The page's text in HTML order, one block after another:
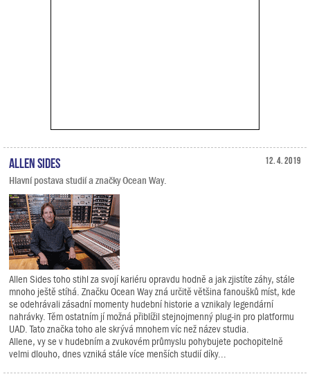
12. 4. 2019
Allen Sides
Hlavní postava studií a značky Ocean Way.
Allen Sides toho stihl za svojí kariéru opravdu hodně a jak zjistíte záhy, stále
mnoho ještě stíhá. Značku Ocean Way zná určitě většina fanoušků míst, kde
se odehrávali zásadní momenty hudební historie a vznikaly legendární
nahrávky. Těm ostatním jí možná přiblížil stejnojmenný plug-in pro platformu
UAD. Tato značka toho ale skrývá mnohem víc než název studia.
Allene, vy se v hudebním a zvukovém průmyslu pohybujete pochopitelně
velmi dlouho, dnes vzniká stále více menších studií díky...